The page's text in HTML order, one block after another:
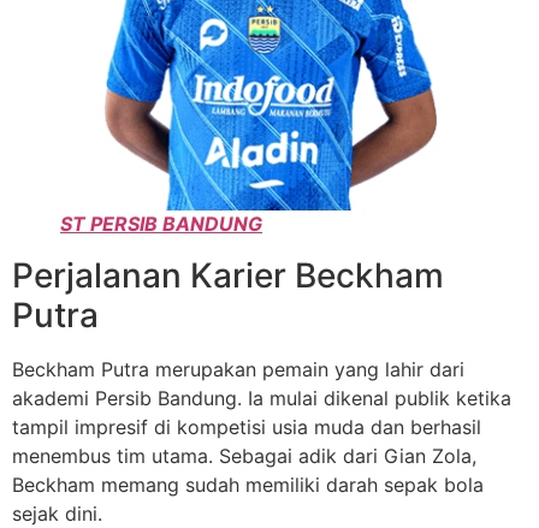
ST PERSIB BANDUNG
Perjalanan Karier Beckham
Putra
Beckham Putra merupakan pemain yang lahir dari
akademi Persib Bandung. Ia mulai dikenal publik ketika
tampil impresif di kompetisi usia muda dan berhasil
menembus tim utama. Sebagai adik dari Gian Zola,
Beckham memang sudah memiliki darah sepak bola
sejak dini.